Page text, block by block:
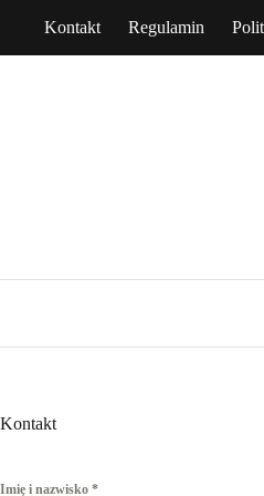
Kontakt Regulamin
Kontakt
Imię i nazwisko *